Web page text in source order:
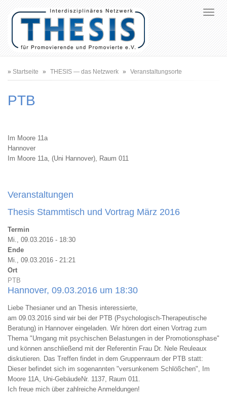
Pfadnavigation
Startseite THESIS — das Netzwerk Veranstaltungsorte
PTB
Im Moore 11a
Hannover
Im Moore 11a, (Uni Hannover), Raum 011
Veranstaltungen
Thesis Stammtisch und Vortrag März 2016
Termin
Mi., 09.03.2016 - 18:30
Ende
Mi., 09.03.2016 - 21:21
Ort
PTB
Hannover, 09.03.2016 um 18:30
Liebe Thesianer und an Thesis interessierte,
am 09.03.2016 sind wir bei der PTB (Psychologisch-Therapeutische
Beratung) in Hannover eingeladen. Wir hören dort einen Vortrag zum
Thema "Umgang mit psychischen Belastungen in der Promotionsphase"
und können anschließend mit der Referentin Frau Dr. Nele Reuleaux
diskutieren. Das Treffen findet in dem Gruppenraum der PTB statt:
Dieser befindet sich im sogenannten "versunkenem Schlößchen", Im
Moore 11A, Uni-GebäudeNr. 1137, Raum 011.
Ich freue mich über zahlreiche Anmeldungen!